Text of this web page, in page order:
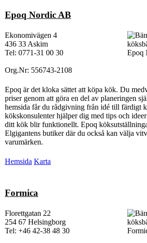
Epoq Nordic AB
Ekonomivägen 4
436 33 Askim
Tel: 0771-31 00 30
Org.Nr: 556743-2108
Epoq är det kloka sättet att köpa kök. Du
priser genom att göra en del av planeringen
hemsida får du rådgivning från idé till färdigt
kökskonsulenter hjälper dig med tips och
ditt kök blir funktionellt. Epoq
Elgigantens butiker där du också kan välja
varumärken.
Hemsida Karta
Formica
Florettgatan 22
254 67 Helsingborg
Tel: +46 42-38 48 30